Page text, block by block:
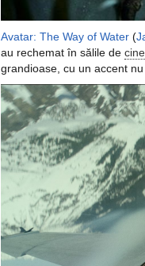
Avatar: The Way of Water (
au rechemat în sălile de
grandioase, cu un accent